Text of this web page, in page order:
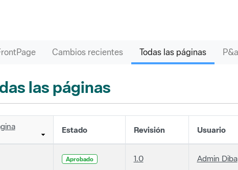
Cambios recientes Todas las páginas
las páginas
Estado Revisión Usuario
Aprobado 1.0 Admin Diba